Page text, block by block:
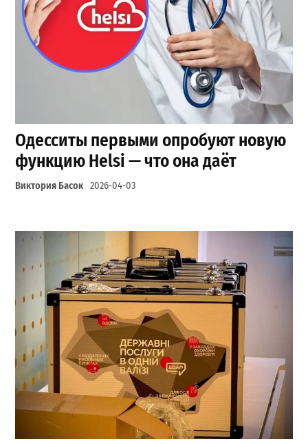
Одесситы первыми опробуют новую
функцию Helsi — что она даёт
Виктория Басок 2026-04-03